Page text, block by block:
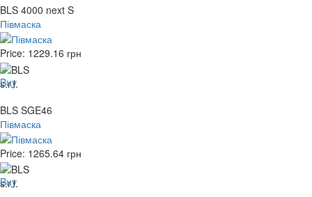
BLS 4000 next S
Півмаска
Price: 1229.16 грн
Buy
BLS SGE46
Півмаска
Price: 1265.64 грн
Buy